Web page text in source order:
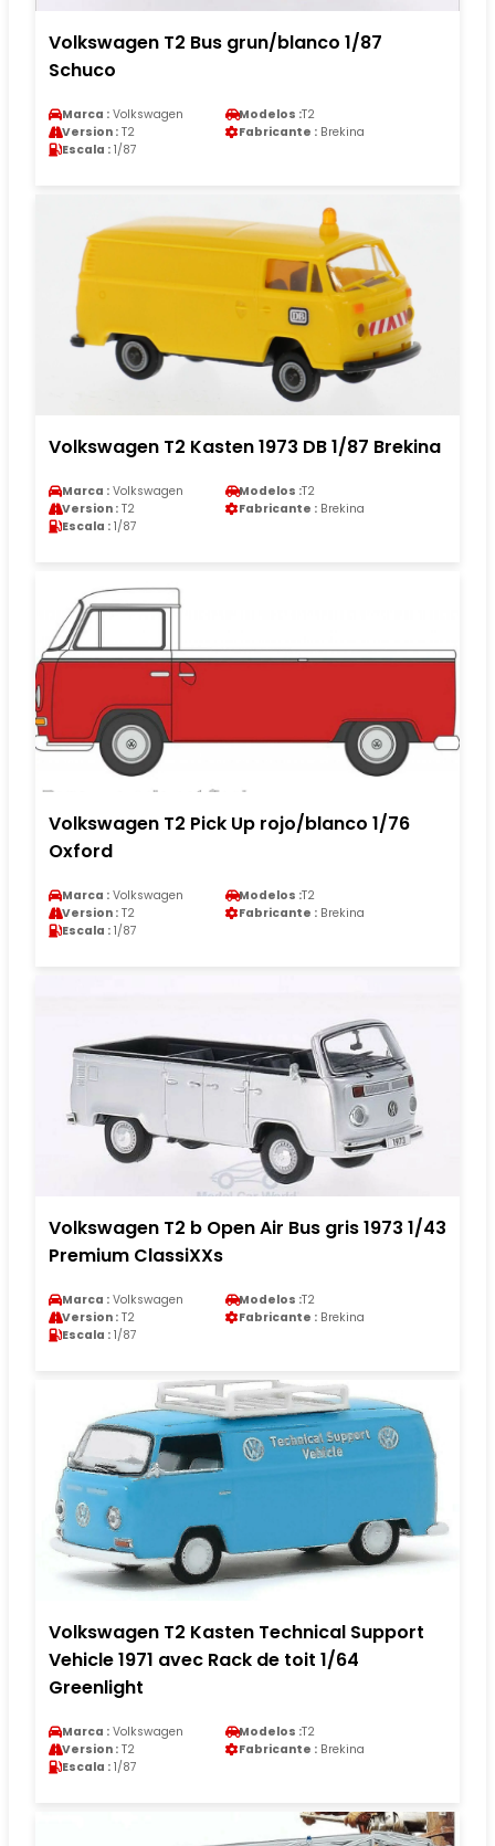
Volkswagen T2 Bus grun/blanco 1/87
Schuco
Marca : Volkswagen Modelos :T2
Version : T2 Fabricante : Brekina
Escala : 1/87
Volkswagen T2 Kasten 1973 DB 1/87 Brekina
Marca : Volkswagen Modelos :T2
Version : T2 Fabricante : Brekina
Escala : 1/87
Volkswagen T2 Pick Up rojo/blanco 1/76
Oxford
Marca : Volkswagen Modelos :T2
Version : T2 Fabricante : Brekina
Escala : 1/87
Volkswagen T2 b Open Air Bus gris 1973 1/43
Premium ClassiXXs
Marca : Volkswagen Modelos :T2
Version : T2 Fabricante : Brekina
Escala : 1/87
Volkswagen T2 Kasten Technical Support
Vehicle 1971 avec Rack de toit 1/64
Greenlight
Marca : Volkswagen Modelos :T2
Version : T2 Fabricante : Brekina
Escala : 1/87